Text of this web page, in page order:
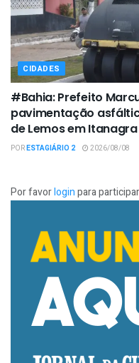
CIDADES
#Bahia: Prefeito
pavimentação
de Lemos em Itanagra
PORESTAGIÁRIO 2 2026/08/08
Por favorloginpara